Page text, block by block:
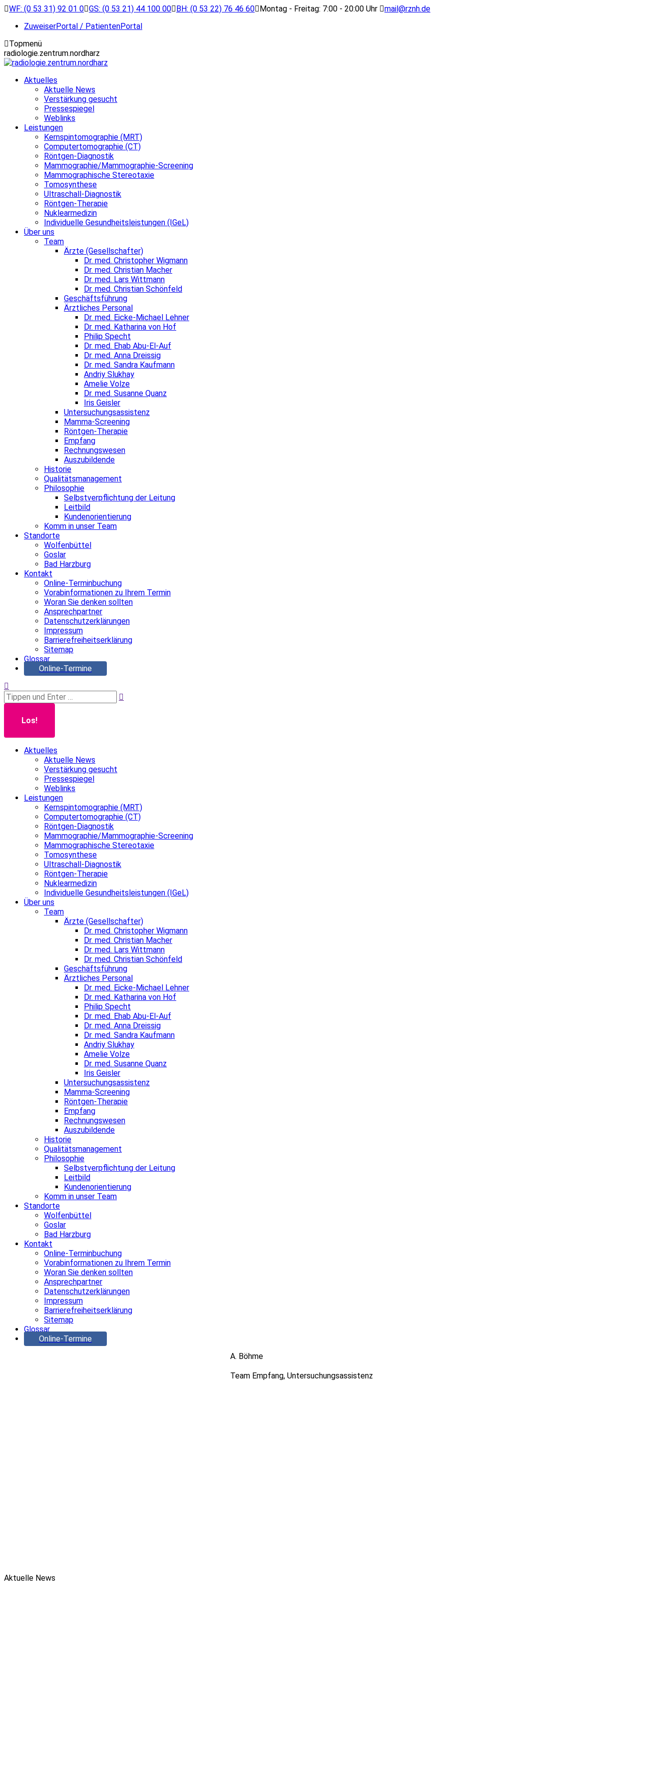
Zum
springen
WF: (0 53 31) 92 01 0 GS: (0 53 21) 44 100 00 BH: (0 53 22) 76 46 60 Montag - Freitag: 7:00 - 20:00 Uhr
mail@rznh.de
ZuweiserPortal / PatientenPortal
Topmenü
radiologie.zentrum.nordharz
Aktuelles
Aktuelle News
Verstärkung gesucht
Pressespiegel
Weblinks
Leistungen
Kernspintomographie (MRT)
Computertomographie (CT)
Röntgen-Diagnostik
Mammographie/Mammographie-Screening
Mammographische Stereotaxie
Tomosynthese
Ultraschall-Diagnostik
Röntgen-Therapie
Nuklearmedizin
Individuelle Gesundheitsleistungen (IGeL)
Über uns
Team
Ärzte (Gesellschafter)
Dr. med. Christopher Wigmann
Dr. med. Christian Macher
Dr. med. Lars Wittmann
Dr. med. Christian Schönfeld
Geschäftsführung
Ärztliches Personal
Dr. med. Eicke-Michael Lehner
Dr. med. Katharina von Hof
Philip Specht
Dr. med. Ehab Abu-El-Auf
Dr. med. Anna Dreissig
Dr. med. Sandra Kaufmann
Andriy Slukhay
Amelie Volze
Dr. med. Susanne Quanz
Iris Geisler
Untersuchungsassistenz
Mamma-Screening
Röntgen-Therapie
Empfang
Rechnungswesen
Auszubildende
Historie
Qualitätsmanagement
Philosophie
Selbstverpflichtung der Leitung
Leitbild
Kundenorientierung
Komm in unser Team
Standorte
Wolfenbüttel
Goslar
Bad Harzburg
Kontakt
Online-Terminbuchung
Vorabinformationen zu Ihrem Termin
Woran Sie denken sollten
Ansprechpartner
Datenschutzerklärungen
Impressum
Barrierefreiheitserklärung
Sitemap
Glossar
Online-Termine
Search:
Aktuelles
Aktuelle News
Verstärkung gesucht
Pressespiegel
Weblinks
Leistungen
Kernspintomographie (MRT)
Computertomographie (CT)
Röntgen-Diagnostik
Mammographie/Mammographie-Screening
Mammographische Stereotaxie
Tomosynthese
Ultraschall-Diagnostik
Röntgen-Therapie
Nuklearmedizin
Individuelle Gesundheitsleistungen (IGeL)
Über uns
Team
Ärzte (Gesellschafter)
Dr. med. Christopher Wigmann
Dr. med. Christian Macher
Dr. med. Lars Wittmann
Dr. med. Christian Schönfeld
Geschäftsführung
Ärztliches Personal
Dr. med. Eicke-Michael Lehner
Dr. med. Katharina von Hof
Philip Specht
Dr. med. Ehab Abu-El-Auf
Dr. med. Anna Dreissig
Dr. med. Sandra Kaufmann
Andriy Slukhay
Amelie Volze
Dr. med. Susanne Quanz
Iris Geisler
Untersuchungsassistenz
Mamma-Screening
Röntgen-Therapie
Empfang
Rechnungswesen
Auszubildende
Historie
Qualitätsmanagement
Philosophie
Selbstverpflichtung der Leitung
Leitbild
Kundenorientierung
Komm in unser Team
Standorte
Wolfenbüttel
Goslar
Bad Harzburg
Kontakt
Online-Terminbuchung
Vorabinformationen zu Ihrem Termin
Woran Sie denken sollten
Ansprechpartner
Datenschutzerklärungen
Impressum
Barrierefreiheitserklärung
Sitemap
Glossar
Online-Termine
A. Böhme
Team Empfang, Untersuchungsassistenz
Aktuelle News